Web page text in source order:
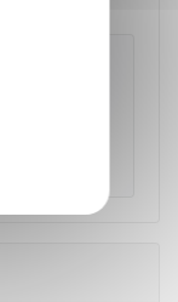
mais
favoriser